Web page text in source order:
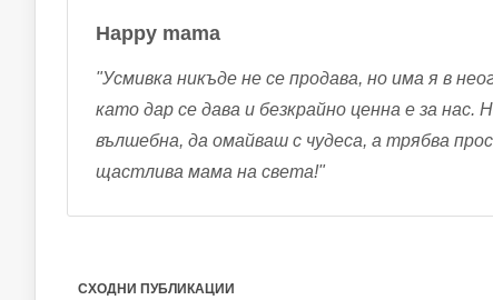
Happy mama
"Усмивка никъде не се продава, но има я в
като дар се дава и безкрайно ценна е за нас.
вълшебна, да омайваш с чудеса, а трябва
щастлива мама на света!"
СХОДНИ ПУБЛИКАЦИИ